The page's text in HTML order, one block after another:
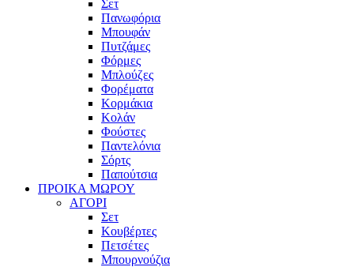
Σετ
Πανωφόρια
Μπουφάν
Πυτζάμες
Φόρμες
Μπλούζες
Φορέματα
Κορμάκια
Κολάν
Φούστες
Παντελόνια
Σόρτς
Παπούτσια
ΠΡΟΙΚΑ ΜΩΡΟΥ
ΑΓΟΡΙ
Σετ
Κουβέρτες
Πετσέτες
Μπουρνούζια